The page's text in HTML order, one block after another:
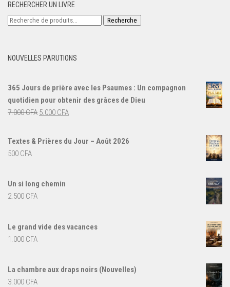
RECHERCHER UN LIVRE
Recherche
Recherche
NOUVELLES PARUTIONS
365 Jours de prière avec les Psaumes : Un compagnon
quotidien pour obtenir des grâces de Dieu
7.000CFA Le
initial
5.000 CFALe
actuel
Textes & Prières du Jour – Août 2026
500 CFA
Un si long chemin
2.500 CFA
Le grand vide des vacances
1.000 CFA
La chambre aux draps noirs (Nouvelles)
3.000 CFA